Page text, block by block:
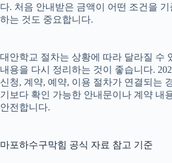
다. 처음 안내받은 금액이 어떤 조건을
하는 것도 중요합니다.
대안학교 절차는 상황에 따라 달라질 수
내용을 다시 정리하는 것이 좋습니다.
신청, 계약, 예약, 이용 절차가 연결되는
기보다 확인 가능한 안내문이나 계약 내
안전합니다.
마포하수구막힘 공식 자료 참고 기준